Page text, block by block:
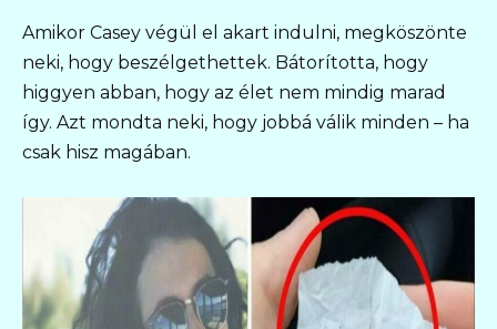
Amikor Casey végül el akart indulni, megköszönte
neki, hogy beszélgethettek. Bátorította, hogy
higgyen abban, hogy az élet nem mindig marad
így. Azt mondta neki, hogy jobbá válik minden – ha
csak hisz magában.